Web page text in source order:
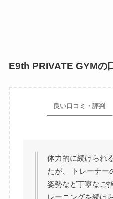
E9th PRIVATE GYMの
良い口コミ・評判
体力的に続けられ
たが、 トレーナー
姿勢など丁寧なご
レーニングを続け